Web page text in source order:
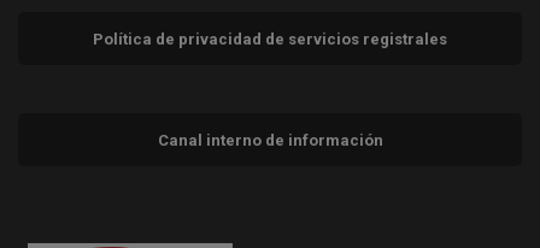
Política de privacidad de servicios registrales
Canal interno de información